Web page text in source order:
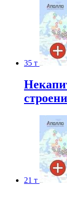
35 т
21 т